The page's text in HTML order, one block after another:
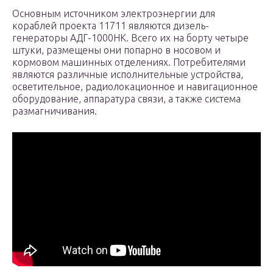
Основным источником электроэнергии для
кораблей проекта 11711 являются дизель-
генераторы АДГ-1000НК. Всего их на борту четыре
штуки, размещены они попарно в носовом и
кормовом машинных отделениях. Потребителями
являются различные исполнительные устройства,
осветительное, радиолокационное и навигационное
оборудование, аппаратура связи, а также система
размагничивания.